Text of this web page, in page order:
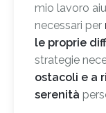
mio lavoro
necessari per
le proprie
strategie
ostacoli e a
serenità